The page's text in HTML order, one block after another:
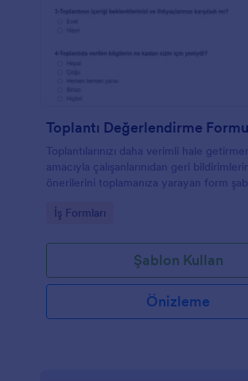
Toplantı Değerlendirme Formu
Toplantılarınızı daha verimli hale
amacıyla çalışanlarınıdan geri
önerilerini toplamanıza yarayan form
Go to Category:
İş Formları
Şablon Kullan
Önizleme